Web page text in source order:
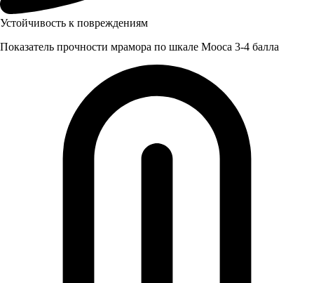
Устойчивость к повреждениям
Показатель прочности мрамора по шкале Мооса 3-4 балла